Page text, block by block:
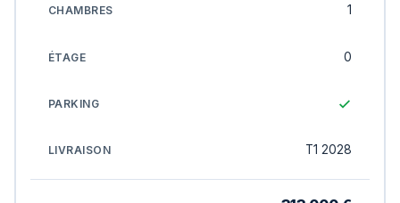
1
0
T1 2028